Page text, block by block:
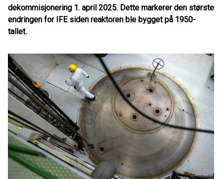
dekommisjonering 1. april 2025. Dette markerer den største
endringen for IFE siden reaktoren ble bygget på 1950-
tallet.